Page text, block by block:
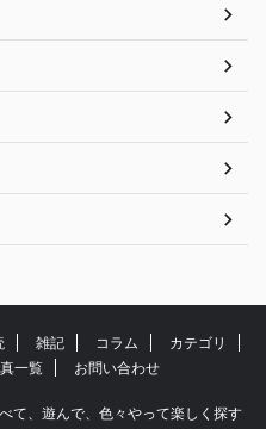
雑記 コラム
カテゴリ
一覧 お問い合わせ
て、遊んで、色々やって楽しく探す